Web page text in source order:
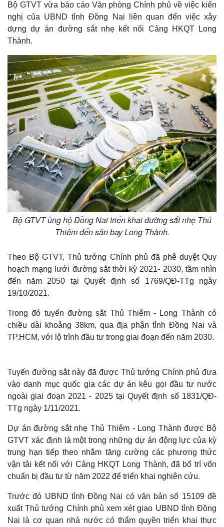
Bộ GTVT vừa báo cáo Văn phòng Chính phủ về việc kiến
nghị của UBND tỉnh Đồng Nai liên quan đến việc xây
dựng dự án đường sắt nhẹ kết nối Cảng HKQT Long
Thành.
Bộ GTVT ủng hộ Đồng Nai triển khai đường sắt nhẹ Thủ
Thiêm đến sân bay Long Thành.
Theo Bộ GTVT, Thủ tướng Chính phủ đã phê duyệt Quy
hoạch mạng lưới đường sắt thời kỳ 2021- 2030, tầm nhìn
đến năm 2050 tại Quyết định số 1769/QĐ-TTg ngày
19/10/2021.
Trong đó tuyến đường sắt Thủ Thiêm - Long Thành có
chiều dài khoảng 38km, qua địa phận tỉnh Đồng Nai và
TP.HCM, với lộ trình đầu tư trong giai đoạn đến năm 2030.
Tuyến đường sắt này đã được Thủ tướng Chính phủ đưa
vào danh mục quốc gia các dự án kêu gọi đầu tư nước
ngoài giai đoạn 2021 - 2025 tại Quyết định số 1831/QĐ-
TTg ngày 1/11/2021.
Dự án đường sắt nhẹ Thủ Thiêm - Long Thành được Bộ
GTVT xác định là một trong những dự án động lực của kỳ
trung hạn tiếp theo nhằm tăng cường các phương thức
vận tải kết nối với Cảng HKQT Long Thành, đã bố trí vốn
chuẩn bị đầu tư từ năm 2022 để triển khai nghiên cứu.
Trước đó UBND tỉnh Đồng Nai có văn bản số 15109 đề
xuất Thủ tướng Chính phủ xem xét giao UBND tỉnh Đồng
Nai là cơ quan nhà nước có thẩm quyền triển khai thực